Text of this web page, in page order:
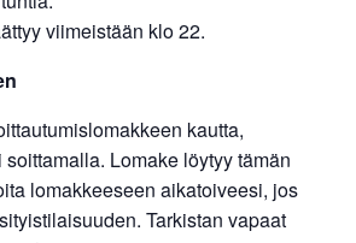
viimeistään klo 22.
kautta,
Lomake löytyy tämän
lomakkeeseen aikatoiveesi, jos
Tarkistan vapaat